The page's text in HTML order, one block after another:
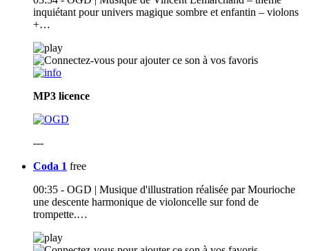
inquiétant pour univers magique sombre et enfantin – violons
+…
MP3 licence
---
Coda 1 free
00:35 - OGD | Musique d'illustration réalisée par Mourioche
une descente harmonique de violoncelle sur fond de
trompette.…